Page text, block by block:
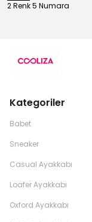
2 Renk 5 Numara
Kategoriler
Babet
Sneaker
Casual Ayakkabı
Loafer Ayakkabı
Oxford Ayakkabı